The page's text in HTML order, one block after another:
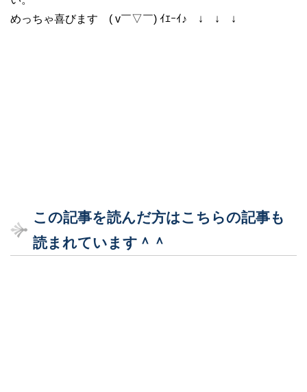
めっちゃ喜びます ( v￣▽￣) ｲｴｰｲ♪ ↓ ↓ ↓
この記事を読んだ方はこちらの記事も
読まれています＾＾